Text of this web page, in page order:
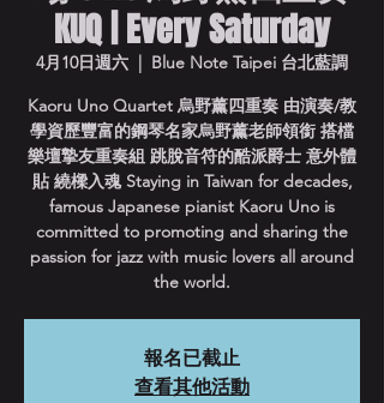
KUQ | Every Saturday
4月10日週六
  |
Blue Note Taipei 台北藍調
Kaoru Uno Quartet 烏野薰四重奏 由演奏/教
學資歷豐富的鋼琴名家烏野薰老師領銜 搭檔
樂壇摯友重奏組 跳脫音符的酷派爵士 意外體
貼 繞樑入魂 Staying in Taiwan for decades,
famous Japanese pianist Kaoru Uno is
committed to promoting and sharing the
passion for jazz with music lovers all around
the world.
報名已截止
查看其他活動